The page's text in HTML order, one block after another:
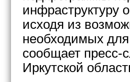
инфраструктуру
исходя из
необходимых
сообщает пресс-
Иркутской